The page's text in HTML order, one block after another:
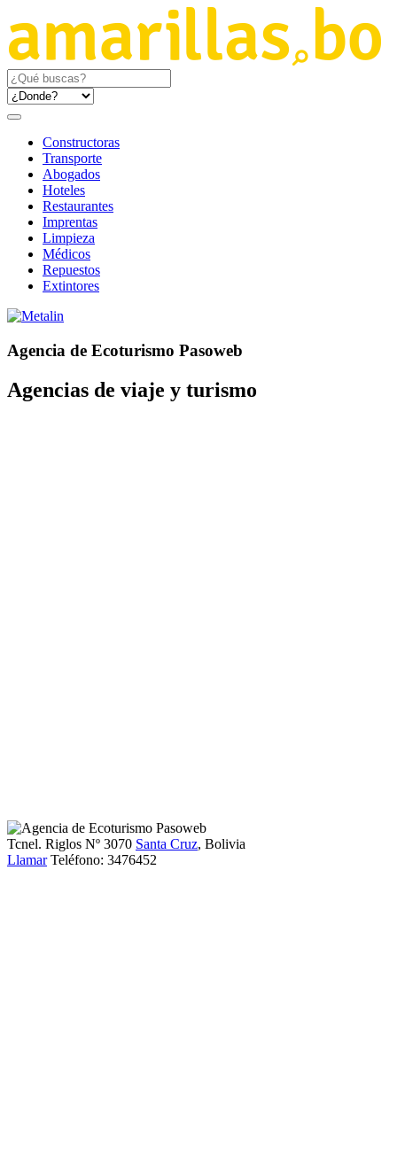
Constructoras
Transporte
Abogados
Hoteles
Restaurantes
Imprentas
Limpieza
Médicos
Repuestos
Extintores
Agencia de Ecoturismo Pasoweb
Agencias de viaje y turismo
Tcnel. Riglos Nº 3070 Santa Cruz, Bolivia
Llamar Teléfono: 3476452